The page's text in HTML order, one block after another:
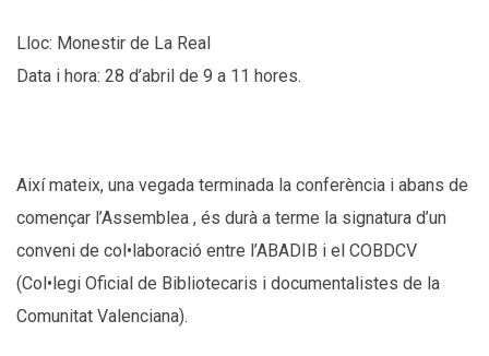
Lloc: Monestir de La Real
Data i hora: 28 d’abril de 9 a 11 hores.
Així mateix, una vegada terminada la conferència i abans de
començar l’Assemblea , és durà a terme la signatura d’un
conveni de col•laboració entre l’ABADIB i el COBDCV
(Col•legi Oficial de Bibliotecaris i documentalistes de la
Comunitat Valenciana).